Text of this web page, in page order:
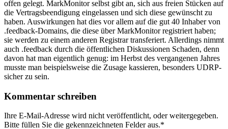
offen gelegt. MarkMonitor selbst gibt an, sich aus freien Stücken auf
die Vertragsbeendigung eingelassen und sich diese gewünscht zu
haben. Auswirkungen hat dies vor allem auf die gut 40 Inhaber von
.feedback-Domains, die diese über MarkMonitor registriert haben;
sie werden zu einem anderen Registrar transferiert. Allerdings nimmt
auch .feedback durch die öffentlichen Diskussionen Schaden, denn
davon hat man eigentlich genug: im Herbst des vergangenen Jahres
musste man beispielsweise die Zusage kassieren, besonders UDRP-
sicher zu sein.
Kommentar schreiben
Ihre E-Mail-Adresse wird nicht veröffentlicht, oder weitergegeben.
Bitte füllen Sie die gekennzeichneten Felder aus.*